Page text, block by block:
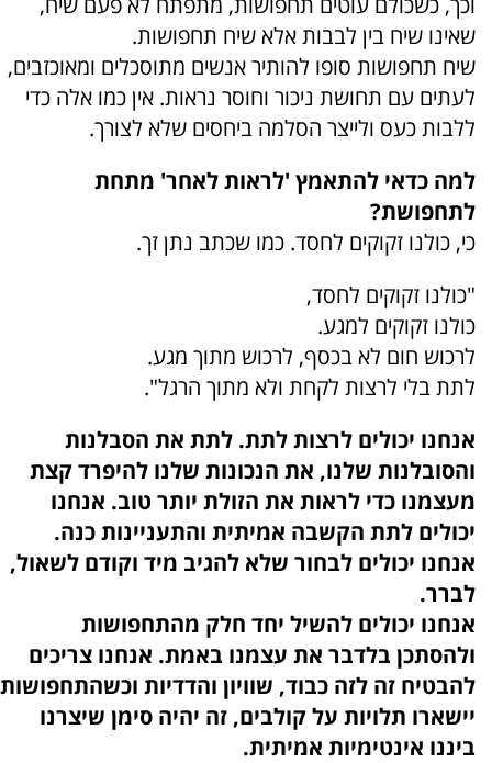
שאינו שיח בין לבבות אלא שיח תחפושות.
שיח תחפושות סופו להותיר אנשים מתוסכלים ומאוכזבים,
לעתים עם תחושת ניכור וחוסר נראות. אין כמו אלה כדי
ללבות כעס ולייצר הסלמה ביחסים שלא לצורך.
למה כדאי להתאמץ 'לראות לאחר' מתחת
לתחפושת?
כי, כולנו זקוקים לחסד. כמו שכתב נתן זך.
"כולנו זקוקים לחסד,
כולנו זקוקים למגע.
לרכוש חום לא בכסף, לרכוש מתוך מגע.
לתת בלי לרצות לקחת ולא מתוך הרגל".
אנחנו יכולים לרצות לתת. לתת את הסבלנות
והסובלנות שלנו, את הנכונות שלנו להיפרד קצת
מעצמנו כדי לראות את הזולת יותר טוב. אנחנו
יכולים לתת הקשבה אמיתית והתעניינות כנה.
אנחנו יכולים לבחור שלא להגיב מיד וקודם לשאול,
לברר.
אנחנו יכולים להשיל יחד חלק מהתחפושות
ולהסתכן בלדבר את עצמנו באמת. אנחנו צריכים
להבטיח זה לזה כבוד, שוויון והדדיות וכשהתחפושות
יישארו תלויות על קולבים, זה יהיה סימן שיצרנו
ביננו אינטימיות אמיתית.